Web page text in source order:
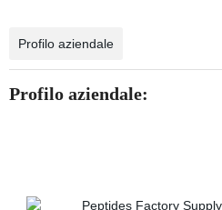
Profilo aziendale
Profilo aziendale: